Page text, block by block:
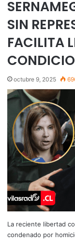
SIN
FACILITA
octubre 9, 2025
La reciente libertad
condenado por